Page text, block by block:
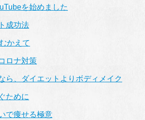
を始めました
成功法
かえて
ロナ対策
ら、ダイエットよりボディメイク
ために
で痩せる極意